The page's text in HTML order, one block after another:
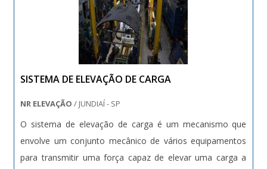
SISTEMA DE ELEVAÇÃO DE CARGA
NR ELEVAÇÃO / JUNDIAÍ - SP
O sistema de elevação de carga é um mecanismo que
envolve um conjunto mecânico de vários equipamentos
para transmitir uma força capaz de elevar uma carga a